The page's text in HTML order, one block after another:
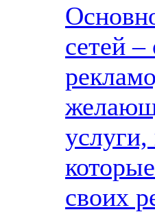
сетей
своих